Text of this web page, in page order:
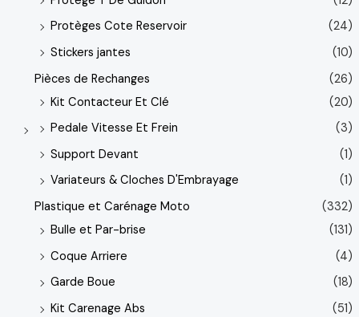
Protèges Cote Reservoir
(24)
Stickers jantes
(10)
Pièces de Rechanges
(26)
Kit Contacteur Et Clé
(20)
Pedale Vitesse Et Frein
(3)
Support Devant
(1)
Variateurs & Cloches D'Embrayage
(1)
Plastique et Carénage Moto
(332)
Bulle et Par-brise
(131)
Coque Arriere
(4)
Garde Boue
(18)
Kit Carenage Abs
(51)